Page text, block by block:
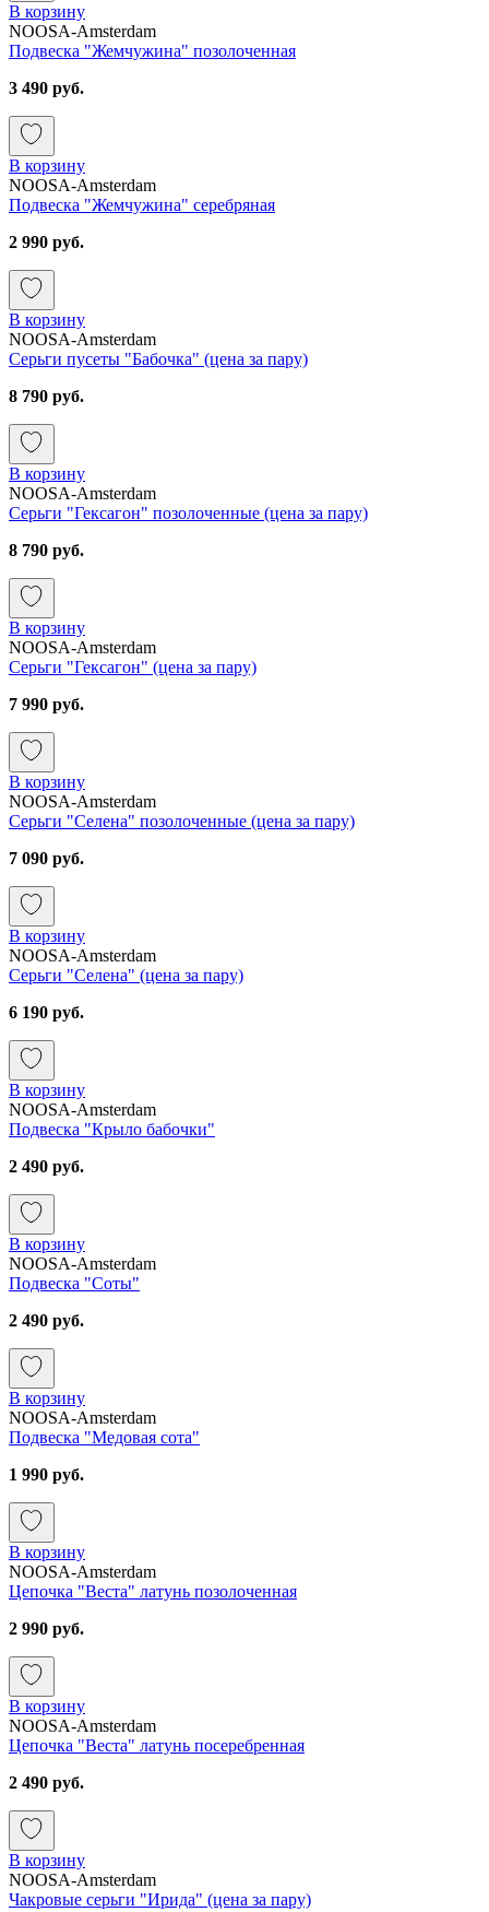
В корзину
NOOSA-Amsterdam
Подвеска "Жемчужина" позолоченная
3 490 руб.
В корзину
NOOSA-Amsterdam
Подвеска "Жемчужина" серебряная
2 990 руб.
В корзину
NOOSA-Amsterdam
Серьги пусеты "Бабочка" (цена за пару)
8 790 руб.
В корзину
NOOSA-Amsterdam
Серьги "Гексагон" позолоченные (цена за пару)
8 790 руб.
В корзину
NOOSA-Amsterdam
Серьги "Гексагон" (цена за пару)
7 990 руб.
В корзину
NOOSA-Amsterdam
Серьги "Селена" позолоченные (цена за пару)
7 090 руб.
В корзину
NOOSA-Amsterdam
Серьги "Селена" (цена за пару)
6 190 руб.
В корзину
NOOSA-Amsterdam
Подвеска "Крыло бабочки"
2 490 руб.
В корзину
NOOSA-Amsterdam
Подвеска "Соты"
2 490 руб.
В корзину
NOOSA-Amsterdam
Подвеска "Медовая сота"
1 990 руб.
В корзину
NOOSA-Amsterdam
Цепочка "Веста" латунь позолоченная
2 990 руб.
В корзину
NOOSA-Amsterdam
Цепочка "Веста" латунь посеребренная
2 490 руб.
В корзину
NOOSA-Amsterdam
Чакровые серьги "Ирида" (цена за пару)